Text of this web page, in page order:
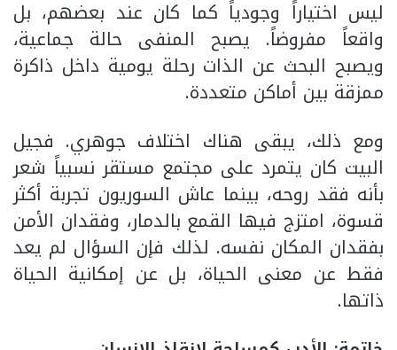
ليس اختياراً وجودياً كما كان عند بعضهم، بل
واقعاً مفروضاً. يصبح المنفى حالة جماعية،
ويصبح البحث عن الذات رحلة يومية داخل ذاكرة
ممزقة بين أماكن متعددة.
ومع ذلك، يبقى هناك اختلاف جوهري. فجيل
البيت كان يتمرد على مجتمع مستقر نسبياً شعر
بأنه فقد روحه، بينما عاش السوريون تجربة أكثر
قسوة، امتزج فيها القمع بالدمار، وفقدان الأمن
بفقدان المكان نفسه. لذلك فإن السؤال لم يعد
فقط عن معنى الحياة، بل عن إمكانية الحياة
ذاتها.